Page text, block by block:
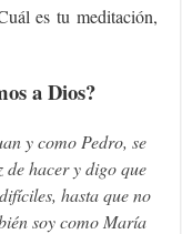
es tu meditación,
a Dios?
y como Pedro, se
de hacer y digo que
hasta que no
soy como María